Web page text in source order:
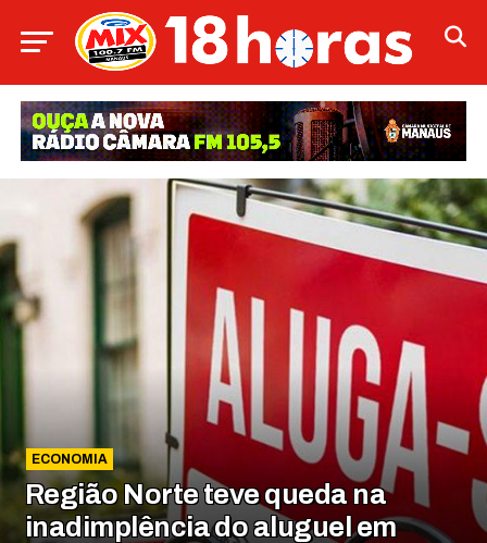
ECONOMIA
Região Norte teve queda na
inadimplência do aluguel em